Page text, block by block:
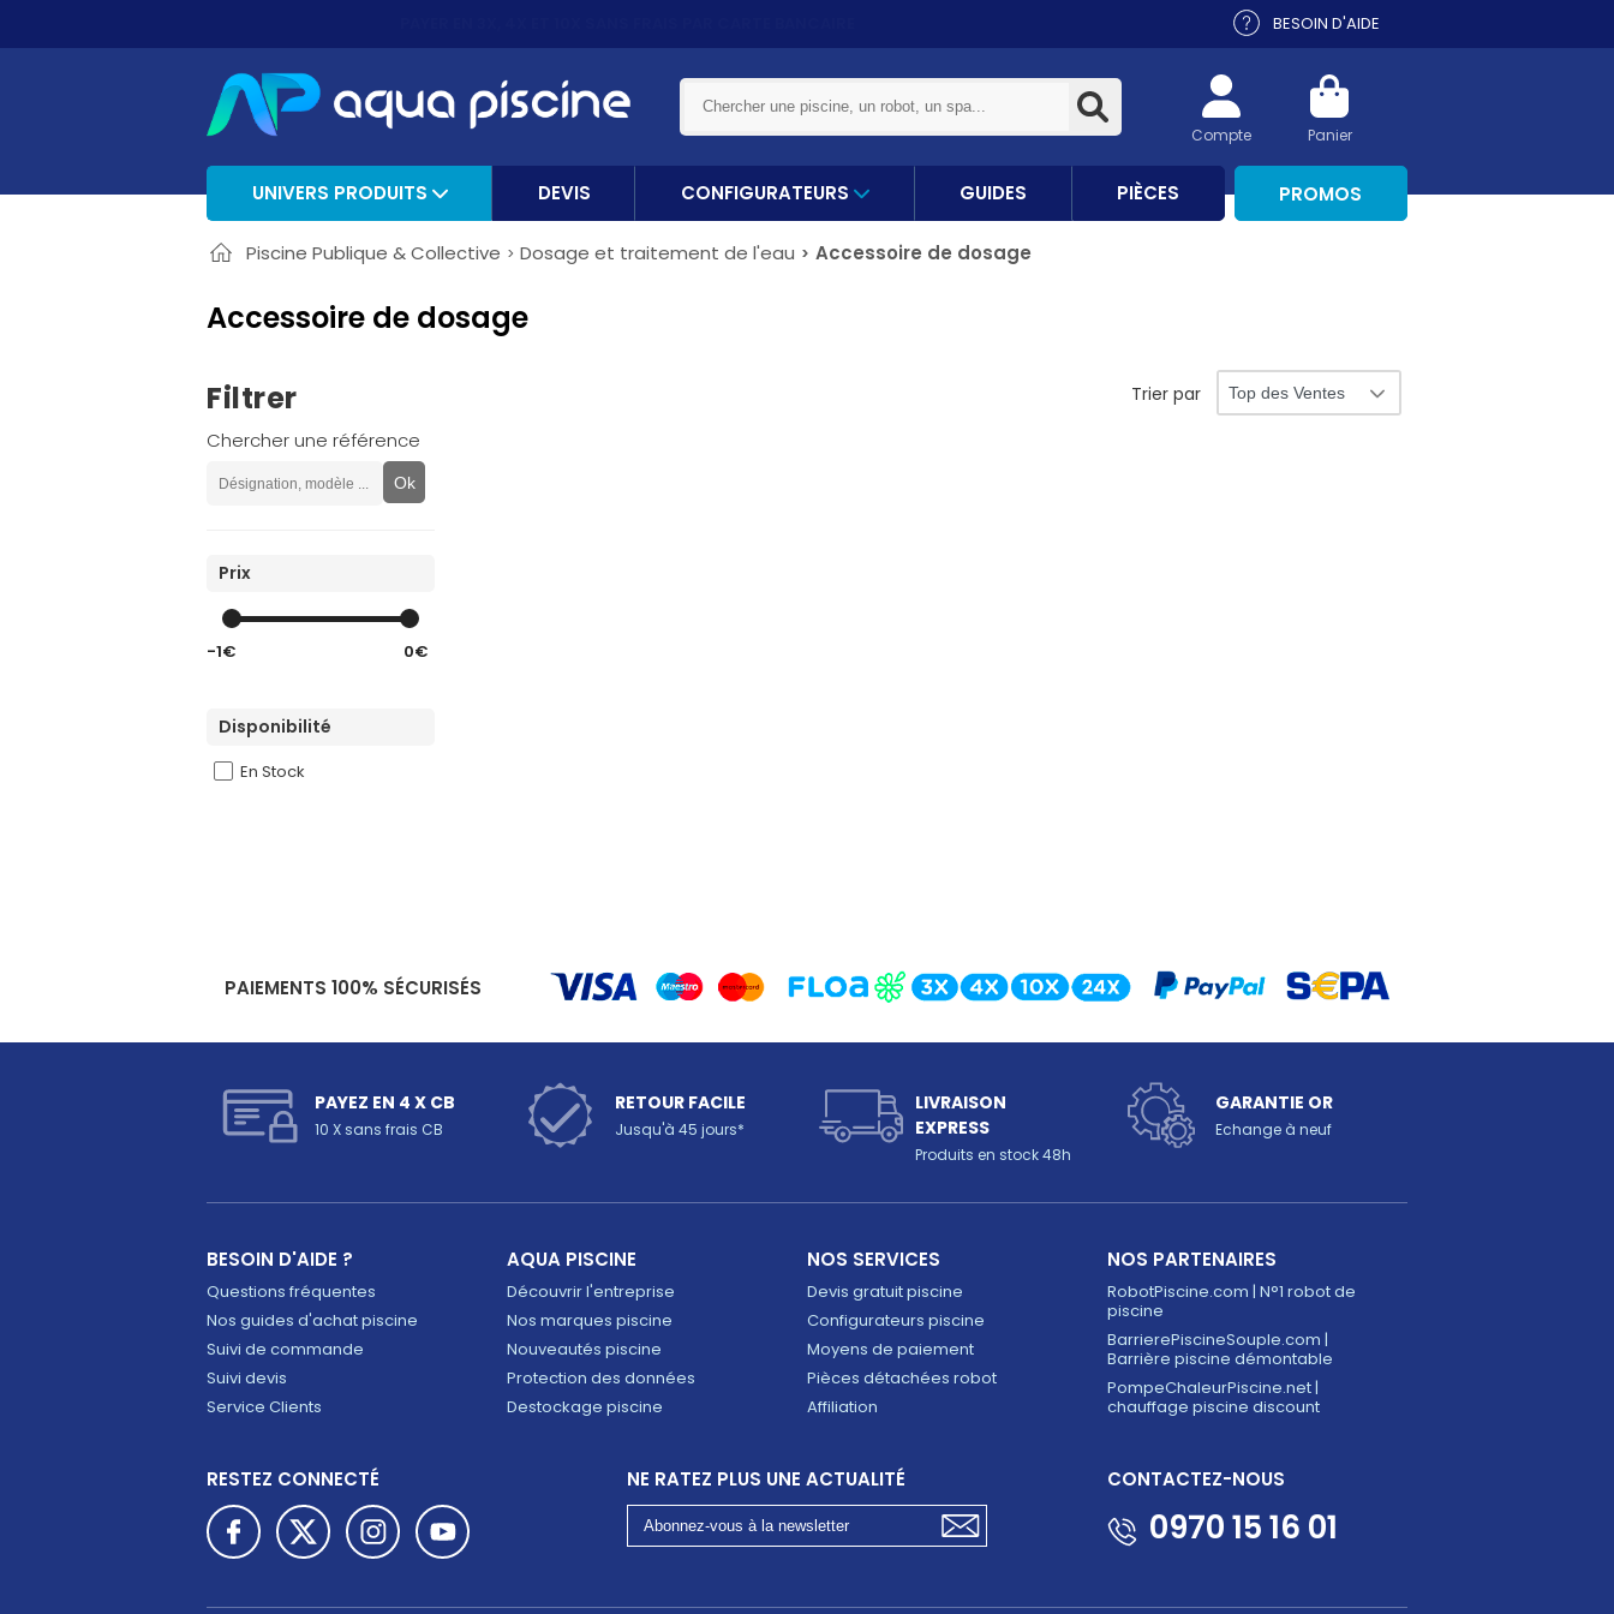
BESOIN D'AIDE
Panier
Compte
UNIVERS PRODUITS DEVIS CONFIGURATEURS GUIDES PIÈCES PROMOS
Piscine Publique & Collective Dosage et traitement de l'eau Accessoire de dosage
Accessoire de dosage
Filtrer
Chercher une référence
Ok
Prix
-1€ 0€
Disponibilité
En Stock
Trier par
PAIEMENTS 100% SÉCURISÉS
PAYEZ EN 4 X CB
10 X sans frais CB
RETOUR FACILE
Jusqu'à 45 jours*
LIVRAISON
EXPRESS
Produits en stock 48h
GARANTIE OR
Echange à neuf
BESOIN D'AIDE ?
Questions fréquentes
Nos guides d'achat piscine
Suivi de commande
Suivi devis
Service Clients
AQUA PISCINE
Découvrir l'entreprise
Nos marques piscine
Nouveautés piscine
Protection des données
Destockage piscine
NOS SERVICES
Devis gratuit piscine
Configurateurs piscine
Moyens de paiement
Pièces détachées robot
Affiliation
NOS PARTENAIRES
RobotPiscine.com | N°1 robot de
piscine
BarrierePiscineSouple.com |
Barrière piscine démontable
PompeChaleurPiscine.net |
chauffage piscine discount
RESTEZ CONNECTÉ NE RATEZ PLUS UNE ACTUALITÉ CONTACTEZ-NOUS
0970 15 16 01